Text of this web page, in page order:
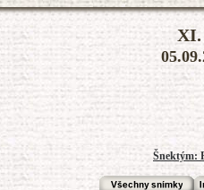
XI.
Šnektým: